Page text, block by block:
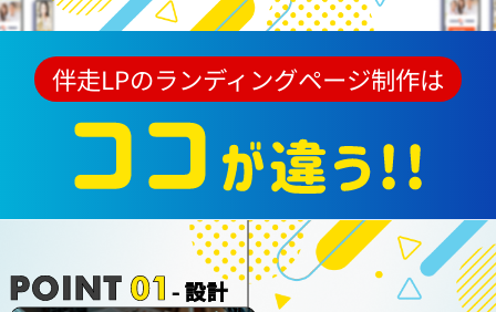
伴走LPのランディングページ制作は